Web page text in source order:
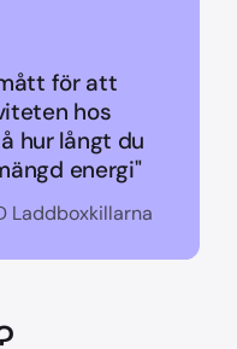
för att
hos
hur långt du
energi"
Laddboxkillarna